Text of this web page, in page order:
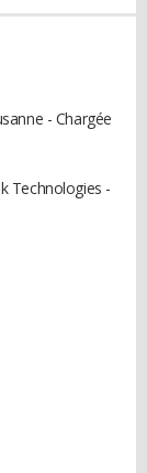
- Chargée
Technologies -